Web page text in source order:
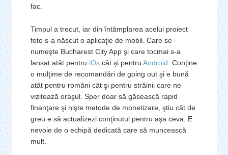
fac.
Timpul a trecut, iar din întâmplarea acelui proiect
foto s-a născut o aplicaţie de mobil. Care se
numeşte Bucharest City App şi care tocmai s-a
lansat atât pentru iOs cât şi pentru Android . Conţine
o mulţime de recomandări de going out şi e bună
atât pentru români cât şi pentru străinii care ne
vizitează oraşul. Sper doar să găsească rapid
finanţare şi nişte metode de monetizare, ştiu cât de
greu e să actualizezi conţinutul pentru aşa ceva. E
nevoie de o echipă dedicată care să muncească
mult.